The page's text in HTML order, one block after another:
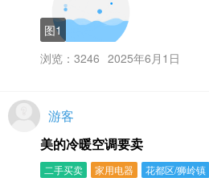
图1
浏览：3246 2025年6月1日
游客
美的冷暖空调要卖
二手买卖 家用电器 花都区/狮岭镇